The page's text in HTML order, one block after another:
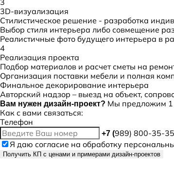
3
3D-визуализация
Стилистическое решение - разработка
Выбор стиля интерьера либо совмещение
Реалистичные фото будущего интерьера в
4
Реализация проекта
Подбор материалов и расчет сметы на
Организация поставки мебели и полная
Финальное декорирование интерьера
Авторский надзор – выезд на объект,
Вам нужен дизайн-проект? Мы предложим 1
Как с вами связаться:
Телефон
+7 (989) 800-35-
Я даю согласие на обработку
Получить КП с ценами и примерами дизайн-проектов